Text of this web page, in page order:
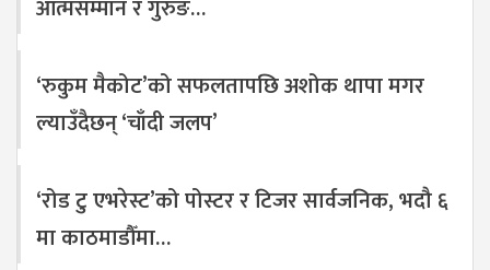
आत्मसम्मान र गुरुङ…
‘रुकुम मैकोट’को सफलतापछि अशोक थापा मगर
ल्याउँदैछन् ‘चाँदी जलप’
‘रोड टु एभरेस्ट’को पोस्टर र टिजर सार्वजनिक, भदौ ६
मा काठमाडौँमा…